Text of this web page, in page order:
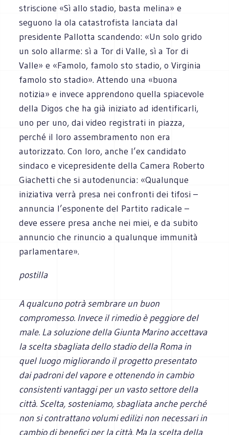
striscione «Sì allo stadio, basta melina» e
seguono la ola catastrofista lanciata dal
presidente Pallotta scandendo: «Un solo grido
un solo allarme: sì a Tor di Valle, sì a Tor di
Valle» e «Famolo, famolo sto stadio, o Virginia
famolo sto stadio». Attendo una «buona
notizia» e invece apprendono quella spiacevole
della Digos che ha già iniziato ad identificarli,
uno per uno, dai video registrati in piazza,
perché il loro assembramento non era
autorizzato. Con loro, anche l’ex candidato
sindaco e vicepresidente della Camera Roberto
Giachetti che si autodenuncia: «Qualunque
iniziativa verrà presa nei confronti dei tifosi –
annuncia l’esponente del Partito radicale –
deve essere presa anche nei miei, e da subito
annuncio che rinuncio a qualunque immunità
parlamentare».
postilla
A qualcuno potrà sembrare un buon
compromesso. Invece il rimedio è peggiore del
male. La soluzione della Giunta Marino accettava
la scelta sbagliata dello stadio della Roma in
quel luogo migliorando il progetto presentato
dai padroni del vapore e ottenendo in cambio
consistenti vantaggi per un vasto settore della
città. Scelta, sosteniamo, sbagliata anche perché
non si contrattano volumi edilizi non necessari in
cambio di benefici per la città. Ma la scelta della